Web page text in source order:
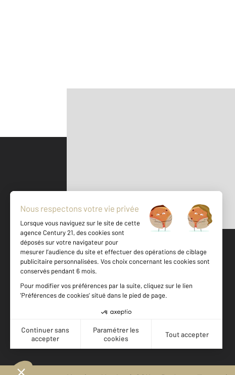
500 m ©Mappy
Votre agence est notée
Achat